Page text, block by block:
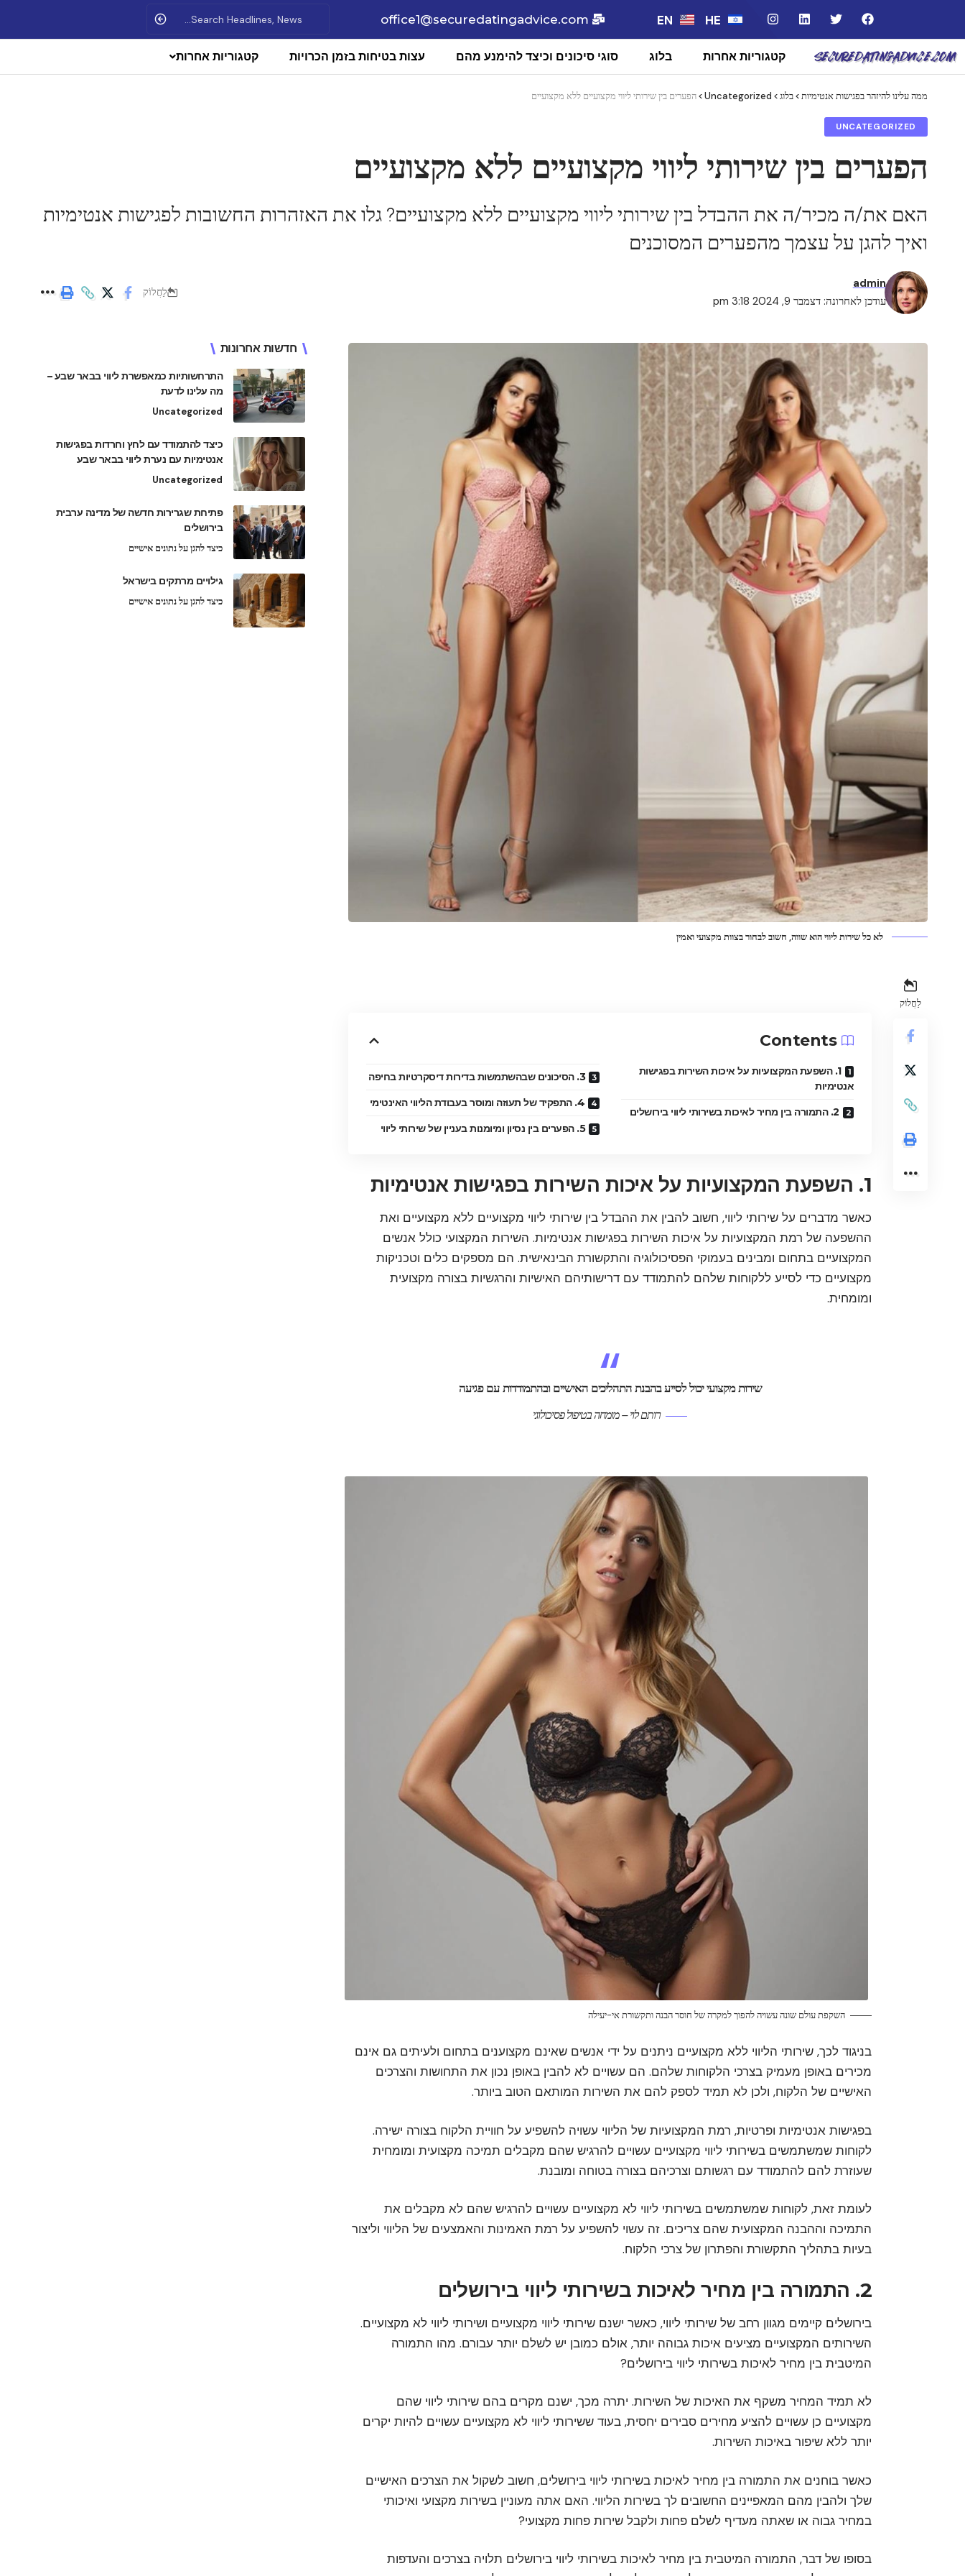
HE
EN
office1@securedatingadvice.com
קטגוריות אחרות בלוג סוגי סיכונים וכיצד להימנע מהם עצות בטיחות בזמן הכרויות קטגוריות אחרות
ממה עלינו להיזהר בפגישות אנטימיות>בלוג>
Uncategorized
>הפערים בין שירותי ליווי מקצועיים ללא מקצועיים
UNCATEGORIZED
הפערים בין שירותי ליווי מקצועיים ללא מקצועיים
האם את/ה מכיר/ה את ההבדל בין שירותי ליווי מקצועיים ללא מקצועיים? גלו את האזהרות החשובות לפגישות אנטימיות
ואיך להגן על עצמך מהפערים המסוכנים
עודכן לאחרונה: דצמבר 9, 2024 3:18 pm
admin
לַחֲלוֹק
לא כל שירות ליווי הוא שווה, חשוב לבחור בצוות מקצועי ואמין
לַחֲלוֹק
Contents
1. השפעת המקצועיות על איכות השירות בפגישות
אנטימיות
2. התמורה בין מחיר לאיכות בשירותי ליווי בירושלים
3. הסיכונים שבהשתמשות בדירות דיסקרטיות בחיפה
4. התפקיד של תעוזה ומוסר בעבודת הליווי האינטימי
5. הפערים בין נסיון ומיומנות בעניין של שירותי ליווי
1. השפעת המקצועיות על איכות השירות בפגישות אנטימיות
כאשר מדברים על שירותי ליווי, חשוב להבין את ההבדל בין שירותי ליווי מקצועיים ללא מקצועיים ואת
ההשפעה של רמת המקצועיות על איכות השירות בפגישות אנטימיות. השירות המקצועי כולל אנשים
המקצועיים בתחום ומבינים בעמוקי הפסיכולוגיה והתקשורת הבינאישית. הם מספקים כלים וטכניקות
מקצועיים כדי לסייע ללקוחות שלהם להתמודד עם דרישותיהם האישיות והרגשיות בצורה מקצועית
ומומחית.
שירות מקצועי יכול לסייע בהבנת התהליכים האישיים ובהתמודדות עם פגיעה
רותם לוי – מומחה בטיפול פסיכולוגי
השקפת עולם שונה עשויה להפוך למקרה של חוסר הבנה ותקשורת אי-יעילה
בניגוד לכך, שירותי הליווי ללא מקצועיים ניתנים על ידי אנשים שאינם מקצוענים בתחום ולעיתים גם אינם
מכירים באופן מעמיק בצרכי הלקוחות שלהם. הם עשויים לא להבין באופן נכון את התחושות והצרכים
האישיים של הלקוח, ולכן לא תמיד לספק להם את השירות המותאם הטוב ביותר.
בפגישות אנטימיות ופרטיות, רמת המקצועיות של הליווי עשויה להשפיע על חוויית הלקוח בצורה ישירה.
לקוחות שמשתמשים בשירותי ליווי מקצועיים עשויים להרגיש שהם מקבלים תמיכה מקצועית ומומחית
שעוזרת להם להתמודד עם רגשותם וצרכיהם בצורה בטוחה ומובנת.
לעומת זאת, לקוחות שמשתמשים בשירותי ליווי לא מקצועיים עשויים להרגיש שהם לא מקבלים את
התמיכה וההבנה המקצועית שהם צריכים. זה עשוי להשפיע על רמת האמינות והאמצעים של הליווי וליצור
בעיות בתהליך התקשורת והפתרון של צרכי הלקוח.
2. התמורה בין מחיר לאיכות בשירותי ליווי בירושלים
בירושלים קיימים מגוון רחב של שירותי ליווי, כאשר ישנם שירותי ליווי מקצועיים ושירותי ליווי לא מקצועיים.
השירותים המקצועיים מציעים איכות גבוהה יותר, אולם כמובן יש לשלם יותר עבורם. מהו התמורה
המיטבית בין מחיר לאיכות בשירותי ליווי בירושלים?
לא תמיד המחיר משקף את האיכות של השירות. יתרה מכך, ישנם מקרים בהם שירותי ליווי שהם
מקצועיים כן עשויים להציע מחירים סבירים יחסית, בעוד ששירותי ליווי לא מקצועיים עשויים להיות יקרים
יותר ללא שיפור באיכות השירות.
כאשר בוחנים את התמורה בין מחיר לאיכות בשירותי ליווי בירושלים, חשוב לשקול את הצרכים האישיים
שלך ולהבין מהם המאפיינים החשובים לך בשירות הליווי. האם אתה מעוניין בשירות מקצועי ואיכותי
במחיר גבוה או שאתה מעדיף לשלם פחות ולקבל שירות פחות מקצועי?
בסופו של דבר, התמורה המיטבית בין מחיר לאיכות בשירותי ליווי בירושלים תלויה בצרכים והעדפות
חדשות אחרונות
התרחשותיות כמאפשרת ליווי בבאר שבע –
מה עלינו לדעת
Uncategorized
כיצד להתמודד עם לחץ וחרדות בפגישות
אנטימיות עם נערת ליווי בבאר שבע
Uncategorized
פתיחת שגרירות חדשה של מדינה ערבית
בירושלים
כיצד להגן על נתונים אישיים
גילויים מרתקים בישראל
כיצד להגן על נתונים אישיים